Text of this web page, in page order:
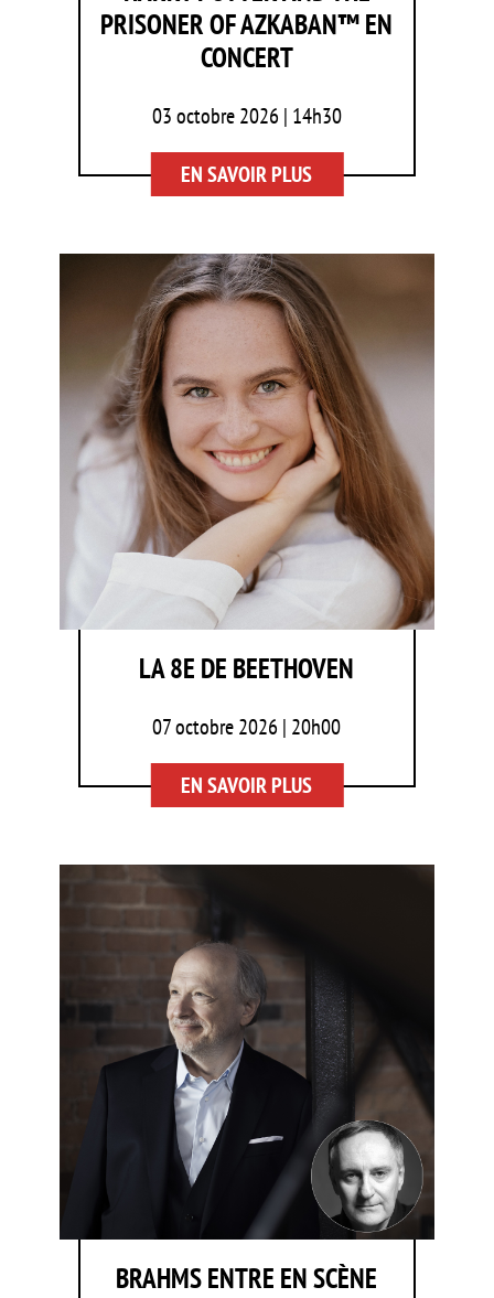
PRISONER OF AZKABAN™ EN
CONCERT
03 octobre 2026 | 14h30
EN SAVOIR PLUS
LA 8E DE BEETHOVEN
07 octobre 2026 | 20h00
EN SAVOIR PLUS
BRAHMS ENTRE EN SCÈNE